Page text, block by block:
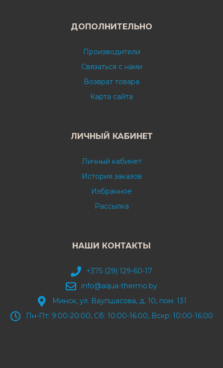
ДОПОЛНИТЕЛЬНО
Производители
Связаться с нами
Возврат товара
Карта сайта
ЛИЧНЫЙ КАБИНЕТ
Личный кабинет
История заказов
Избранное
Рассылка
НАШИ КОНТАКТЫ
+375 (29) 129-60-17
info@aqua-thermo.by
Минск, ул. Ваупшасова, д. 10, пом. 131
Пн-Пт: 9:00-20:00, Сб: 10:00-16:00, Вскр: 10:00-16:00